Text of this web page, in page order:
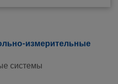
измерительные
системы